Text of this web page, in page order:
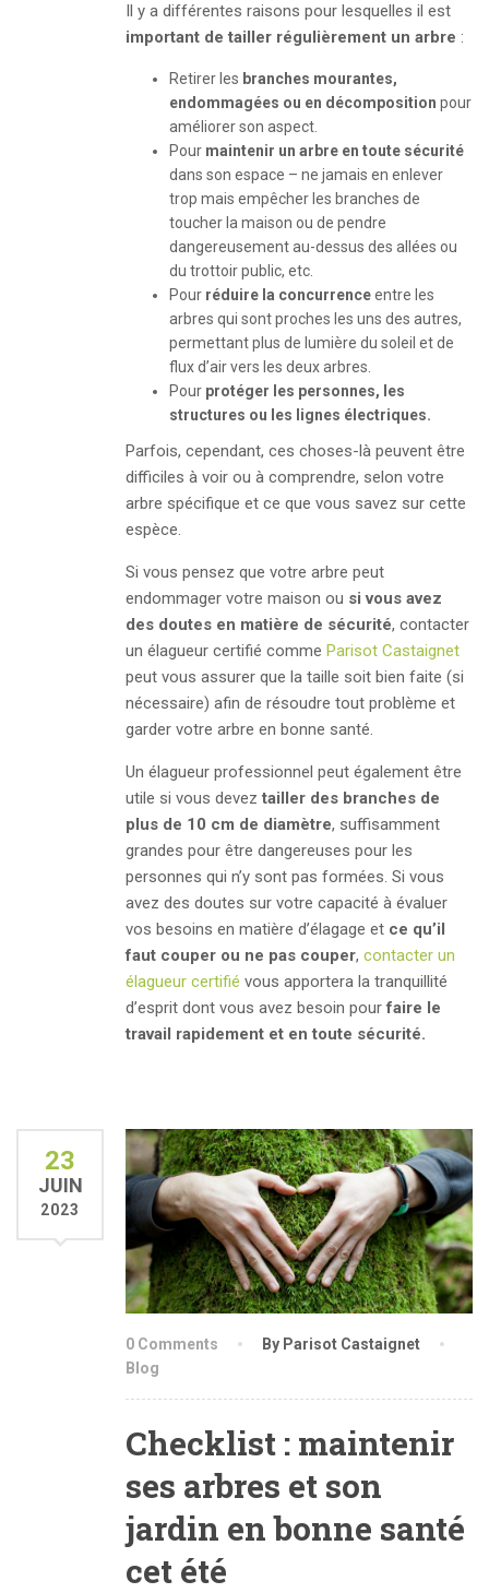
Il y a différentes raisons pour lesquelles il est
important de tailler régulièrement un arbre :
Retirer les branches mourantes,
endommagées ou en décomposition pour
améliorer son aspect.
Pour maintenir un arbre en toute sécurité
dans son espace – ne jamais en enlever
trop mais empêcher les branches de
toucher la maison ou de pendre
dangereusement au-dessus des allées ou
du trottoir public, etc.
Pour réduire la concurrenceentre les
arbres qui sont proches les uns des autres,
permettant plus de lumière du soleil et de
flux d’air vers les deux arbres.
Pour protéger les personnes, les
structures ou les lignes électriques.
Parfois, cependant, ces choses-là peuvent être
difficiles à voir ou à comprendre, selon votre
arbre spécifique et ce que vous savez sur cette
espèce.
Si vous pensez que votre arbre peut
endommager votre maison ou si vous avez
des doutes en matière de sécurité, contacter
un élagueur certifié comme Parisot Castaignet
peut vous assurer que la taille soit bien faite (si
nécessaire) afin de résoudre tout problème et
garder votre arbre en bonne santé.
Un élagueur professionnel peut également être
utile si vous devez tailler des branches de
plus de 10 cm de diamètre, suffisamment
grandes pour être dangereuses pour les
personnes qui n’y sont pas formées. Si vous
avez des doutes sur votre capacité à évaluer
vos besoins en matière d’élagage et ce qu’il
faut couper ou ne pas couper, contacter un
élagueur certifié vous apportera la tranquillité
d’esprit dont vous avez besoin pourfaire le
travail rapidement et en toute sécurité.
23
JUIN
2023
0 Comments
By Parisot Castaignet
Blog
Checklist : maintenir
ses arbres et son
jardin en bonne santé
cet été